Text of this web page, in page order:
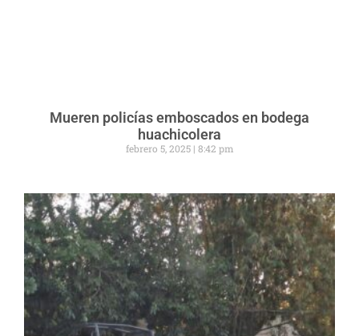
Mueren policías emboscados en bodega
huachicolera
febrero 5, 2025 8:42 pm